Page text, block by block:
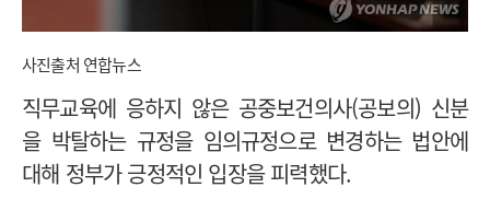
사진출처 연합뉴스
직무교육에 응하지 않은 공중보건의사(공보의) 신분
을 박탈하는 규정을 임의규정으로 변경하는 법안에
대해 정부가 긍정적인 입장을 피력했다.